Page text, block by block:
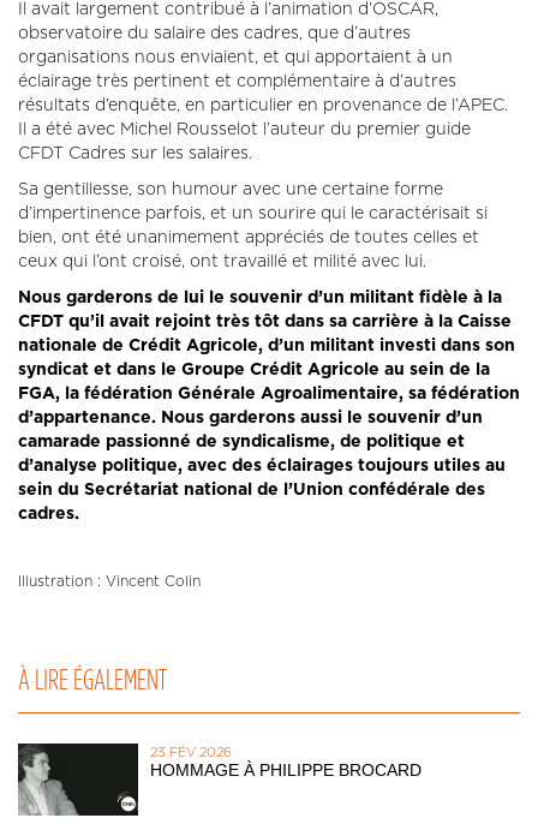
Il avait largement contribué à l’animation d’OSCAR,
observatoire du salaire des cadres, que d’autres
organisations nous enviaient, et qui apportaient à un
éclairage très pertinent et complémentaire à d’autres
résultats d’enquête, en particulier en provenance de l’APEC.
Il a été avec Michel Rousselot l’auteur du premier guide
CFDT Cadres sur les salaires.
Sa gentillesse, son humour avec une certaine forme
d’impertinence parfois, et un sourire qui le caractérisait si
bien, ont été unanimement appréciés de toutes celles et
ceux qui l’ont croisé, ont travaillé et milité avec lui.
Nous garderons de lui le souvenir d’un militant fidèle à la
CFDT qu’il avait rejoint très tôt dans sa carrière à la Caisse
nationale de Crédit Agricole, d’un militant investi dans son
syndicat et dans le Groupe Crédit Agricole au sein de la
FGA, la fédération Générale Agroalimentaire, sa fédération
d’appartenance. Nous garderons aussi le souvenir d’un
camarade passionné de syndicalisme, de politique et
d’analyse politique, avec des éclairages toujours utiles au
sein du Secrétariat national de l’Union confédérale des
cadres.
Illustration : Vincent Colin
À LIRE ÉGALEMENT
23 FÉV 2026
HOMMAGE À PHILIPPE BROCARD